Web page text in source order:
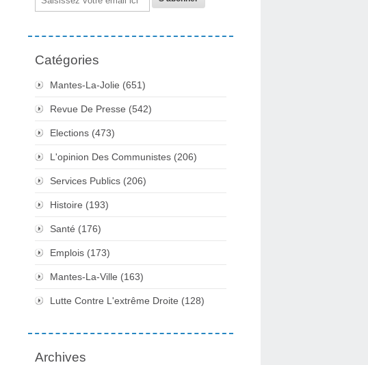
Catégories
Mantes-La-Jolie (651)
Revue De Presse (542)
Elections (473)
L'opinion Des Communistes (206)
Services Publics (206)
Histoire (193)
Santé (176)
Emplois (173)
Mantes-La-Ville (163)
Lutte Contre L'extrême Droite (128)
Archives